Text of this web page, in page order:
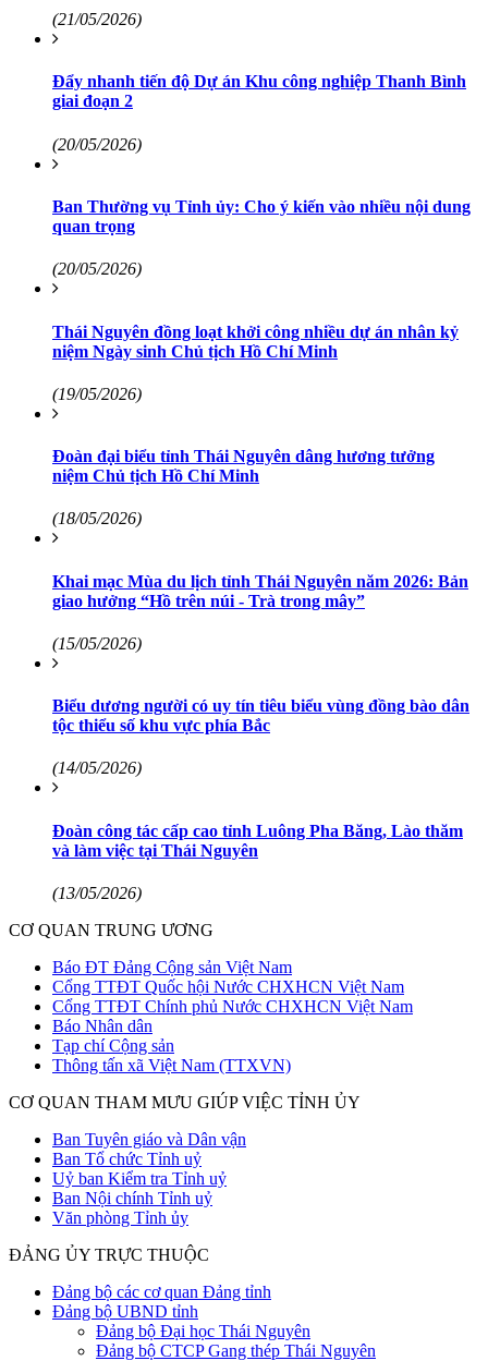
(21/05/2026)
Đẩy nhanh tiến độ Dự án Khu công nghiệp Thanh Bình
giai đoạn 2
(20/05/2026)
Ban Thường vụ Tỉnh ủy: Cho ý kiến vào nhiều nội dung
quan trọng
(20/05/2026)
Thái Nguyên đồng loạt khởi công nhiều dự án nhân kỷ
niệm Ngày sinh Chủ tịch Hồ Chí Minh
(19/05/2026)
Đoàn đại biểu tỉnh Thái Nguyên dâng hương tưởng
niệm Chủ tịch Hồ Chí Minh
(18/05/2026)
Khai mạc Mùa du lịch tỉnh Thái Nguyên năm 2026: Bản
giao hưởng “Hồ trên núi - Trà trong mây”
(15/05/2026)
Biểu dương người có uy tín tiêu biểu vùng đồng bào dân
tộc thiểu số khu vực phía Bắc
(14/05/2026)
Đoàn công tác cấp cao tỉnh Luông Pha Băng, Lào thăm
và làm việc tại Thái Nguyên
(13/05/2026)
CƠ QUAN TRUNG ƯƠNG
Báo ĐT Đảng Cộng sản Việt Nam
Cổng TTĐT Quốc hội Nước CHXHCN Việt Nam
Cổng TTĐT Chính phủ Nước CHXHCN Việt Nam
Báo Nhân dân
Tạp chí Cộng sản
Thông tấn xã Việt Nam (TTXVN)
CƠ QUAN THAM MƯU GIÚP VIỆC TỈNH ỦY
Ban Tuyên giáo và Dân vận
Ban Tổ chức Tỉnh uỷ
Uỷ ban Kiểm tra Tỉnh uỷ
Ban Nội chính Tỉnh uỷ
Văn phòng Tỉnh ủy
ĐẢNG ỦY TRỰC THUỘC
Đảng bộ các cơ quan Đảng tỉnh
Đảng bộ UBND tỉnh
Đảng bộ Đại học Thái Nguyên
Đảng bộ CTCP Gang thép Thái Nguyên